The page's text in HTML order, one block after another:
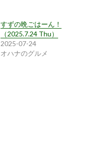
すずの晩ごはーん！
（2025.7.24 Thu）
2025-07-24
オハナのグルメ